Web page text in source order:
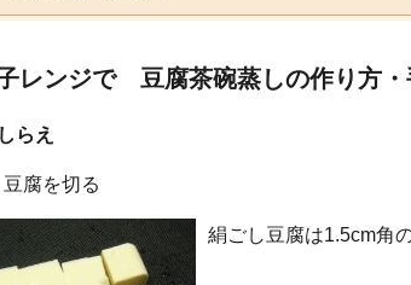
レンジで 豆腐茶碗蒸しの作り方・
らえ
豆腐を切る
絹ごし豆腐は1.5cm角